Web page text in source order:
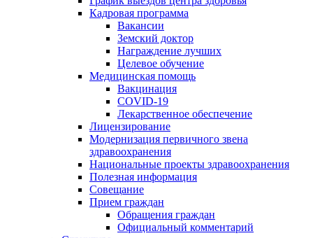
Кадровая программа
Вакансии
Земский доктор
Награждение лучших
Целевое обучение
Медицинская помощь
Вакцинация
COVID-19
Лекарственное обеспечение
Лицензирование
Модернизация первичного звена
здравоохранения
Национальные проекты здравоохранения
Полезная информация
Совещание
Прием граждан
Обращения граждан
Официальный комментарий